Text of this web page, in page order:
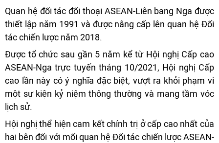
Quan hệ đối tác đối thoại ASEAN-Liên bang Nga được
thiết lập năm 1991 và được nâng cấp lên quan hệ Đối
tác chiến lược năm 2018.
Được tổ chức sau gần 5 năm kể từ Hội nghị Cấp cao
ASEAN-Nga trực tuyến tháng 10/2021, Hội nghị Cấp
cao lần này có ý nghĩa đặc biệt, vượt ra khỏi phạm vi
một sự kiện kỷ niệm thông thường và mang tầm vóc
lịch sử.
Hội nghị thể hiện cam kết chính trị ở cấp cao nhất của
hai bên đối với mối quan hệ Đối tác chiến lược ASEAN-